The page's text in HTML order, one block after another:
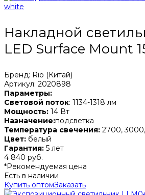
Накладной
LED Surface Mount
Бренд: Rio (Китай)
Артикул: 2020898
Параметры:
Световой поток: 1134-1318 лм
Мощность: 14 Вт
Назначение:подсветка
Температура свечения: 2700,
Цвет: белый
Гарантия: 5 лет
4 840 руб.
*Рекомендуемая цена
Есть в наличии
Купить оптомЗаказать